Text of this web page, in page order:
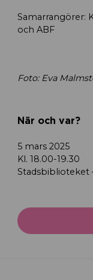
Samarrangörer:
och ABF
Foto: Eva
När och var?
5 mars 2025
Kl. 18.00-19.30
Stadsbiblioteket